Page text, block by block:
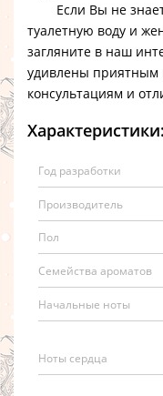
Если Вы не
туалетную воду и
загляните в наш
удивлены приятным
консультациям и
Характеристики:
Год разработки
Производитель
Пол
Семейства ароматов
Начальные ноты
Ноты сердца